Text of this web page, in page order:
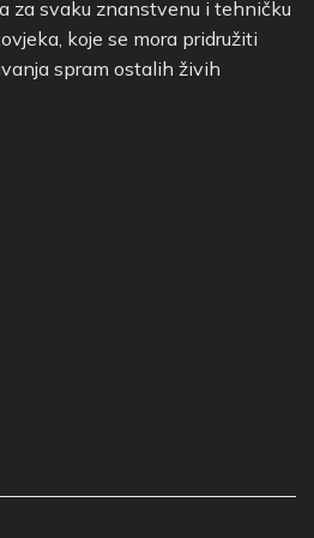
za svaku znanstvenu i tehničku
koje se mora pridružiti
spram ostalih živih